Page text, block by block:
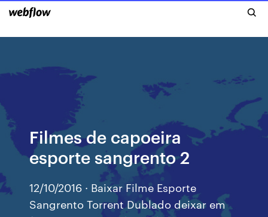
Filmes de capoeira
esporte sangrento 2
12/10/2016 · Baixar Filme Esporte
Sangrento Torrent Dublado deixar em